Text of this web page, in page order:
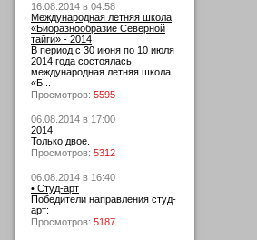
16.08.2014 в 04:58
Международная летняя школа
«Биоразнообразие Северной
тайги» - 2014
В период с 30 июня по 10 июля
2014 года состоялась
международная летняя школа
«Б...
Просмотров: 5595
06.08.2014 в 17:00
2014
Только двое.
Просмотров: 5312
06.08.2014 в 16:40
• Студ-арт
Победители направления студ-
арт:
Просмотров: 5187